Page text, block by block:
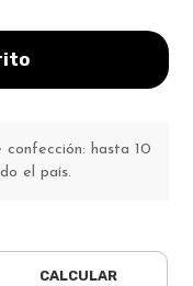
confección: hasta 10
el país.
CALCULAR